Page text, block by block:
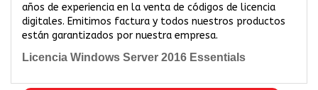
años de experiencia en la venta de códigos de licencia
digitales. Emitimos factura y todos nuestros productos
están garantizados por nuestra empresa.
Licencia Windows Server 2016 Essentials